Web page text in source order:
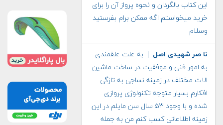
این کتاب بالگردان و نحوه پرواز آن را برای
خرید میخواستم اگه ممکن برام بفرستید
وسلام
نا صر شهیدی اصل | به علت علقمندی
به امور فنی و موفقیت در ساخت ماشین
الات مختلف در زمینه نساجی به تازگی
افکارم بسیار متوجه تکنولوژی پروازی
شده و با وجود ۵۳ سال سن مایلم در این
زمینه اطلاعاتی کسب کنم من به جمله